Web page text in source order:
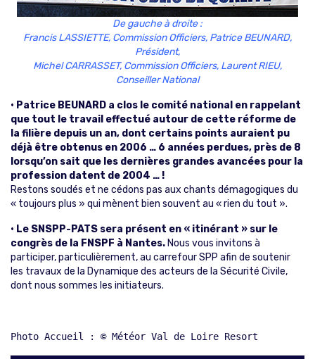
De gauche à droite :
Francis LASSIETTE, Commission Officiers, Patrice BEUNARD,
Président,
Michel CARRASSET, Commission Officiers, Laurent RIEU,
Conseiller National
• Patrice BEUNARD a clos le comité national en rappelant
que tout le travail effectué autour de cette réforme de
la filière depuis un an, dont certains points auraient pu
déjà être obtenus en 2006 … 6 années perdues, près de 8
lorsqu’on sait que les dernières grandes avancées pour la
profession datent de 2004 … !
Restons soudés et ne cédons pas aux chants démagogiques du
« toujours plus » qui mènent bien souvent au « rien du tout ».
• Le SNSPP-PATS sera présent en « itinérant » sur le
congrès de la FNSPF à Nantes.Nous vous invitons à
participer, particulièrement, au carrefour SPP afin de soutenir
les travaux de la Dynamique des acteurs de la Sécurité Civile,
dont nous sommes les initiateurs.
Photo Accueil : © Météor Val de Loire Resort